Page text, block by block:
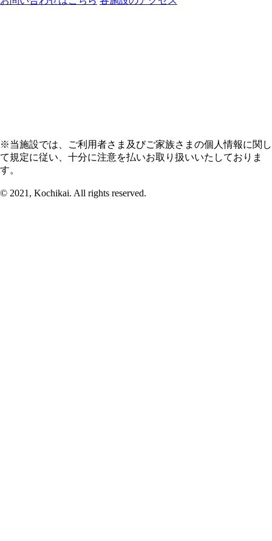
※当施設では、ご利用者さま及びご家族さまの個人情報に関し
て規定に従い、十分に注意を払いお取り扱いいたしておりま
す。
© 2021, Kochikai. All rights reserved.